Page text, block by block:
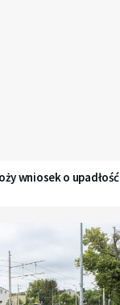
wniosek o upadłość